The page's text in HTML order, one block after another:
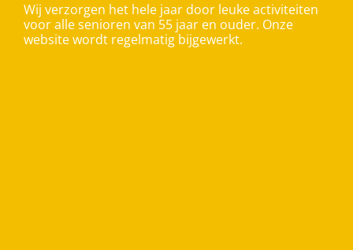
Wij verzorgen het hele jaar door leuke activiteiten
voor alle senioren van 55 jaar en ouder. Onze
website wordt regelmatig bijgewerkt.